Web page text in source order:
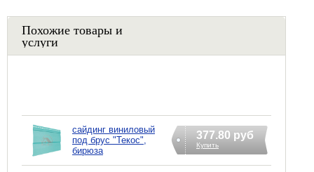
Похожие товары и
услуги
сайдинг виниловый
под брус "Текос",
бирюза
377.80 руб
Купить